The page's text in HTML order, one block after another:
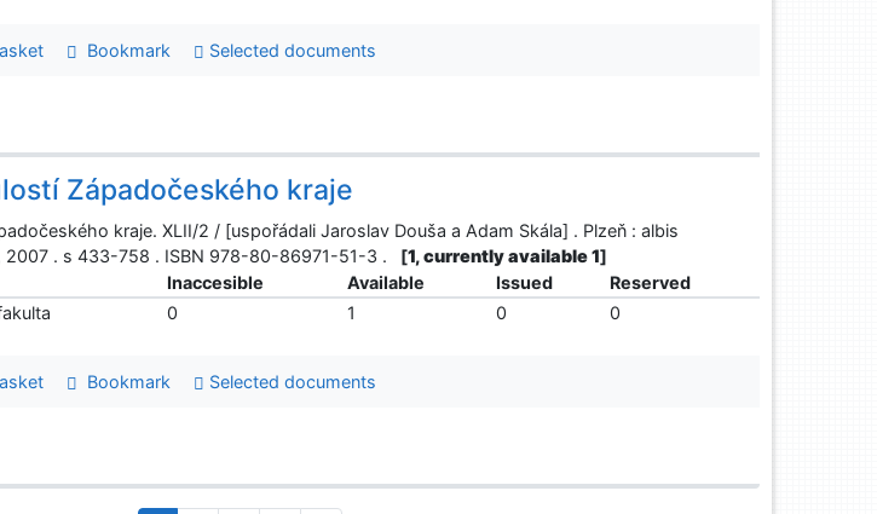
Bookmark Selected documents
Západočeského kraje
kraje. XLII/2 / [uspořádali Jaroslav Douša a Adam Skála] . Plzeň : albis
2007 . s 433-758 . ISBN 978-80-86971-51-3 .
[1, currently available 1]
Inaccesible Available Issued
Reserved
0 1 0 0
Bookmark Selected documents